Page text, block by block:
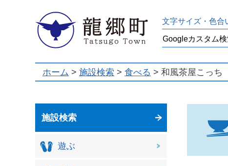
龍郷町 文字サイズ・色合
ホーム > 施設検索 > 食べる > 和風茶屋こっち
施設検索
遊ぶ